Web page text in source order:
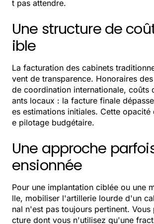
t pas attendre.
Une structure de
ible
La facturation des cabinets
vent de transparence. Honoraires
de coordination internationale, coûts
ants locaux : la facture finale
es estimations initiales. Cette
e pilotage budgétaire.
Une approche
ensionnée
Pour une implantation ciblée ou une
lle, mobiliser l'artillerie lourde d'un
nal n'est pas toujours pertinent. Vous
cture dont vous n'utilisez qu'une